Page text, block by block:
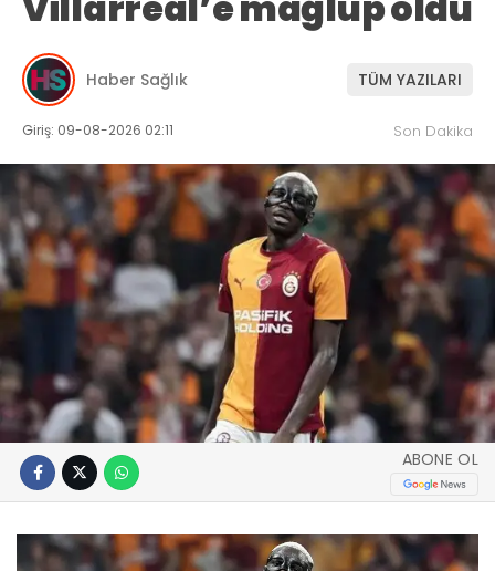
Haber Sağlık TÜM YAZILARI
Giriş: 09-08-2026 02:11 Son Dakika
ABONE OL